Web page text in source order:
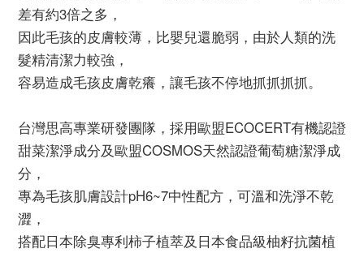
差有約3倍之多，
因此毛孩的皮膚較薄，比嬰兒還脆弱，由於人類的洗
髮精清潔力較強，
容易造成毛孩皮膚乾癢，讓毛孩不停地抓抓抓抓。
台灣思高專業研發團隊，採用歐盟ECOCERT有機認證
甜菜潔淨成分及歐盟COSMOS天然認證葡萄糖潔淨成
分，
專為毛孩肌膚設計pH6~7中性配方，可溫和洗淨不乾
澀，
搭配日本除臭專利柿子植萃及日本食品級柚籽抗菌植